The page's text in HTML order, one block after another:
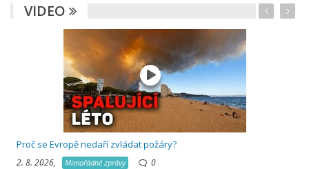
VIDEO
Proč se Evropě nedaří zvládat požáry?
2. 8. 2026, Mimořádné zprávy 0